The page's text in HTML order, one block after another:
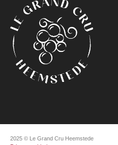
2025 © Le Grand Cru Heemstede